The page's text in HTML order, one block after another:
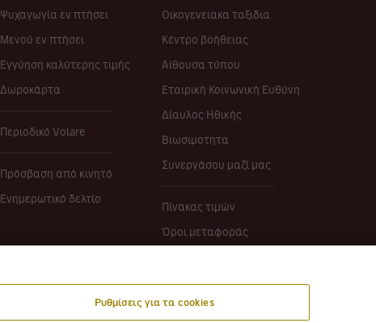
Ψυχαγωγία εν πτήσει
Μενού εν πτήσει
Εγγύηση καλύτερης τιμής
Δωροκάρτα
Περιοδικό Volare
Πρόσβαση από κινητό
Ενημερωτικό δελτίο
Οικογενειακα ταξιδια
Κέντρο βοήθειας
Αίθουσα τύπου
Εταιρική Κοινωνική Ευθύνη
Δίαυλος Ηθικής
Βιωσιμοτητα
Συνεργάσου μαζί μας
Πίνακας τιμών
Όροι μεταφοράς
Cookies policy
Ρυθμίσεις για τα cookies